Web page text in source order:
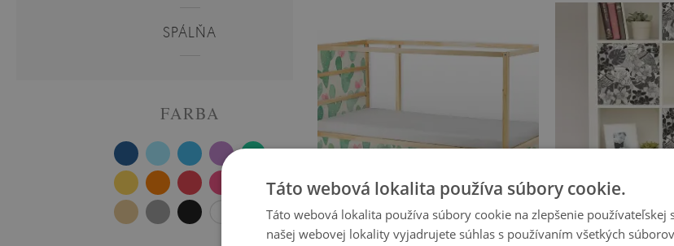
SPÁLŇA
FARBA
Táto webová lokalita používa súbory cookie.
Táto webová lokalita používa súbory cookie na zlepšenie používateľskej
našej webovej lokality vyjadrujete súhlas s používaním všetkých